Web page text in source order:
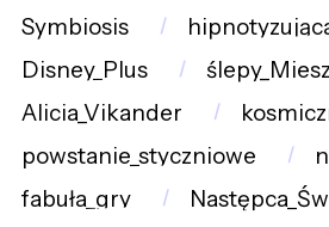
Symbiosis
Disney_Plus
Alicia_Vikander
powstanie_styczniowe
fabuła_gry